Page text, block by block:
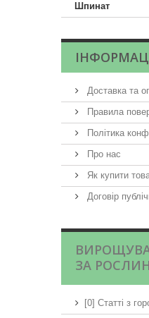
Шпинат
Доставка та
Правила
Політика
Про нас
Як купити
Договір
ЗА
[0] Статті з